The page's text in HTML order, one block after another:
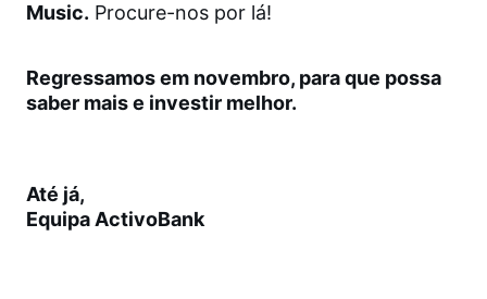
Music. Procure-nos por lá!
Regressamos em novembro, para que possa
saber mais e investir melhor.
Até já,
Equipa ActivoBank